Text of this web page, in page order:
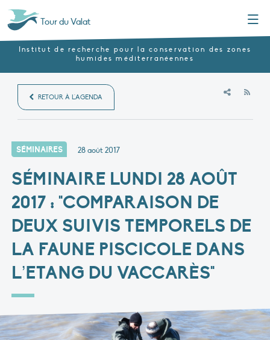
Tour du Valat
Institut de recherche pour la conservation des zones
humides méditerranéennes
RETOUR À L'AGENDA
SÉMINAIRES 28 août 2017
SÉMINAIRE LUNDI 28 AOÛT
2017 : "COMPARAISON DE
DEUX SUIVIS TEMPORELS DE
LA FAUNE PISCICOLE DANS
L’ETANG DU VACCARÈS"